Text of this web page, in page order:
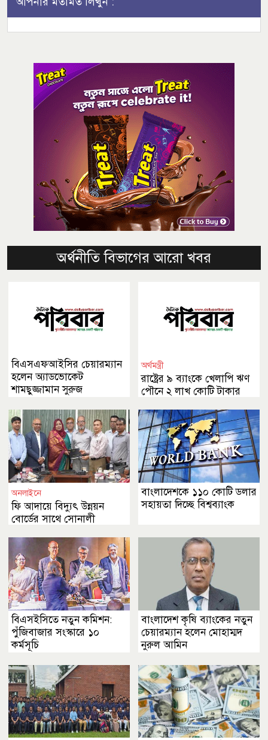
অর্থনীতি বিভাগের আরো খবর
বিএসএফআইসির চেয়ারম্যান
হলেন অ্যাডভোকেট
শামছুজ্জামান সুরুজ
অর্থমন্ত্রী
রাষ্ট্রের ৯ ব্যাংকে খেলাপি ঋণ
পৌনে ২ লাখ কোটি টাকার
অনলাইনে
ফি আদায়ে বিদ্যুৎ উন্নয়ন
বোর্ডের সাথে সোনালী
বাংলাদেশকে ১১০ কোটি ডলার
সহায়তা দিচ্ছে বিশ্বব্যাংক
বিএসইসিতে নতুন কমিশন:
পুঁজিবাজার সংস্কারে ১০
কর্মসূচি
বাংলাদেশ কৃষি ব্যাংকের নতুন
চেয়ারম্যান হলেন মোহাম্মদ
নুরুল আমিন